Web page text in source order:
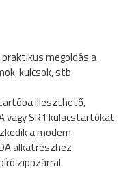
praktikus megoldás a
kulcsok, stb
illeszthető,
vagy SR1 kulacstartókat
a modern
alkatrészhez
zippzárral